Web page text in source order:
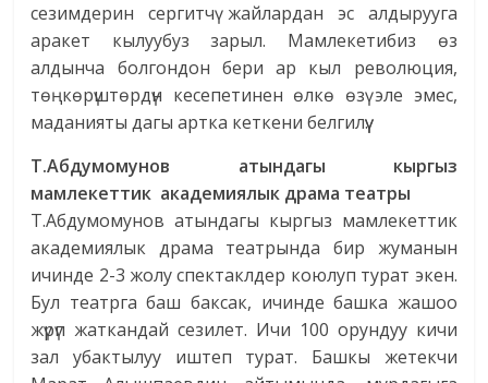
сезимдерин сергитчү жайлардан эс алдырууга
аракет кылуубуз зарыл. Мамлекетибиз өз
алдынча болгондон бери ар кыл революция,
төңкөрүштөрдүн кесепетинен өлкө өзү эле эмес,
маданияты дагы артка кеткени белгилүү.
Т.Абдумомунов
атындагы кыргыз
мамлекеттик академиялык драма театры
Т.Абдумомунов атындагы кыргыз мамлекеттик
академиялык драма театрында бир жуманын
ичинде 2-3 жолу спектаклдер коюлуп турат экен.
Бул театрга баш баксак, ичинде башка жашоо
жүрүп жаткандай сезилет. Ичи 100 орундуу кичи
зал убактылуу иштеп турат. Башкы жетекчи